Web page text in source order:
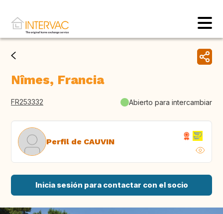
Nîmes, Francia
FR253332 Abierto para intercambiar
Perfil de CAUVIN
Inicia sesión para contactar con el socio